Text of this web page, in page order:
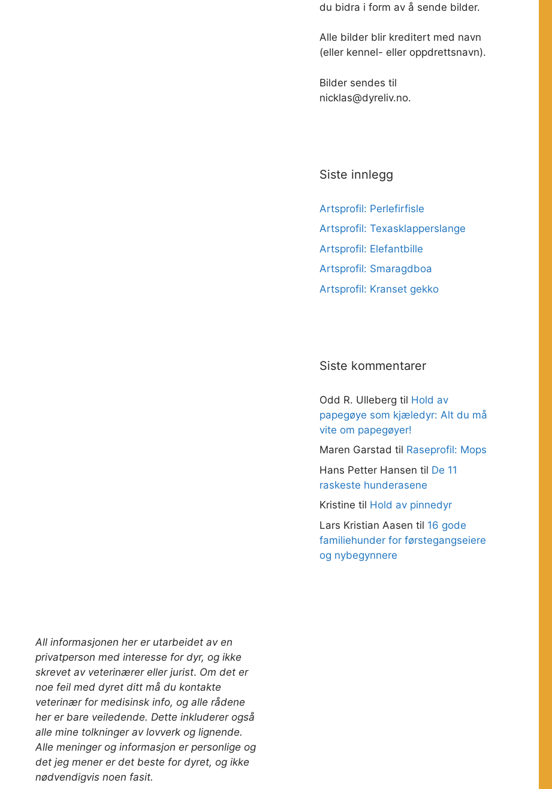
du bidra i form av å sende bilder.
Alle bilder blir kreditert med navn
(eller kennel- eller oppdrettsnavn).
Bilder sendes til
nicklas@dyreliv.no.
Siste innlegg
Artsprofil: Perlefirfisle
Artsprofil: Texasklapperslange
Artsprofil: Elefantbille
Artsprofil: Smaragdboa
Artsprofil: Kranset gekko
Siste kommentarer
Odd R. Ulleberg til Hold av
papegøye som kjæledyr: Alt du må
vite om papegøyer!
Maren Garstad til Raseprofil: Mops
Hans Petter Hansen til De 11
raskeste hunderasene
Kristine til Hold av pinnedyr
Lars Kristian Aasen til 16 gode
familiehunder for førstegangseiere
og nybegynnere
All informasjonen her er utarbeidet av en
privatperson med interesse for dyr, og ikke
skrevet av veterinærereller jurist. Om det er
noe feil med dyret ditt må du kontakte
veterinær for medisinsk info, og alle rådene
her er bare veiledende. Dette inkluderer også
alle mine tolkninger av lovverk og lignende.
Alle meninger og informasjon er personlige og
det jeg mener er det beste for dyret, og ikke
nødvendigvis noen fasit.